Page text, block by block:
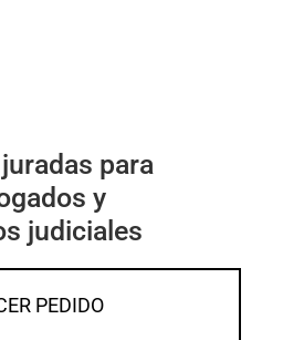
para
y
judiciales
PEDIDO